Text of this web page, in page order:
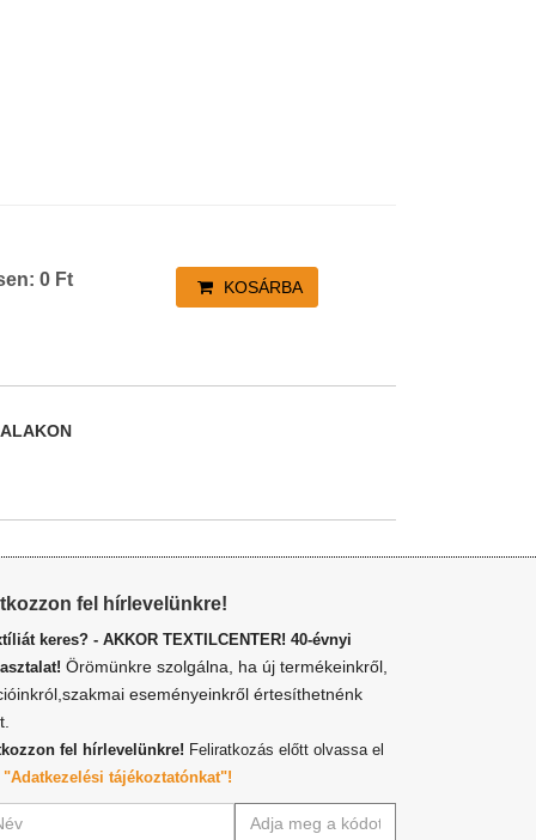
0Ft KOSÁRBA
fel hírlevelünkre!
keres? - AKKOR TEXTILCENTER! 40-évnyi
Örömünkre szolgálna, ha új termékeinkről,
eseményeinkről értesíthetnénk
fel hírlevelünkre! Feliratkozás előtt olvassa el
"Adatkezelési tájékoztatónkat"!